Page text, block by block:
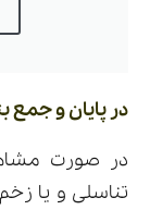
در پایان و جمع
در صورت
تناسلی و یا